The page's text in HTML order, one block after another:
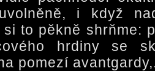
i když
to pěkně shrňme:
hrdiny se
pomezí